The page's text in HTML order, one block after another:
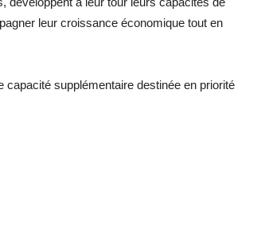
leur croissance économique tout en
capacité supplémentaire destinée en priorité